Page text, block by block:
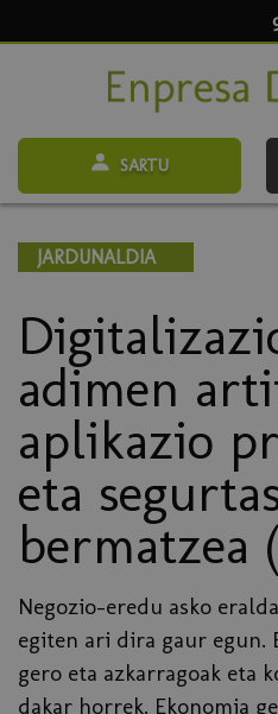
SARTU
JARDUNALDIA
adimen
aplikazio
eta
bermatzea
Negozio-eredu asko
egiten ari dira gaur egun.
gero eta azkarragoak eta
dakar horrek. Ekonomia